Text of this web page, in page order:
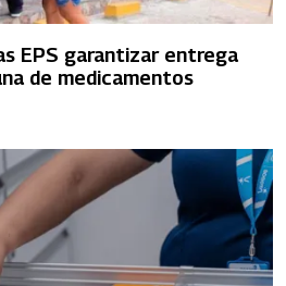
EPS garantizar entrega
de medicamentos